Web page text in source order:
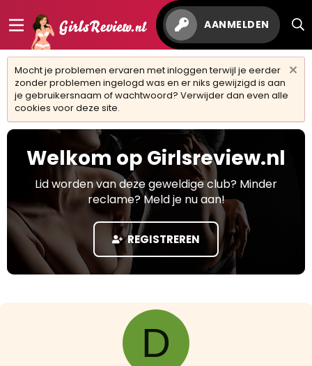
AANMELDEN
Mocht je problemen ervaren met inloggen terwijl je eerder
zonder problemen ingelogd was en er niks gewijzigd is aan
je gebruikersnaam of wachtwoord? Verwijder dan even alle
cookies voor deze site.
Welkom op Girlsreview.nl
Lid worden van deze geweldige club? Minder
reclame? Meld je nu aan!
REGISTREREN
D